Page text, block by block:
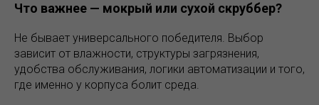
Что важнее — мокрый или сухой скруббер?
Не бывает универсального победителя. Выбор
зависит от влажности, структуры загрязнения,
удобства обслуживания, логики автоматизации и того,
где именно у корпуса болит среда.